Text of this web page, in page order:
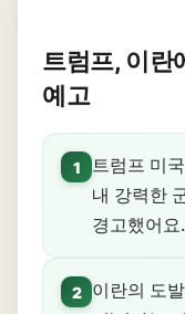
트럼프, 이란
예고
1
트럼프 미
내 강력한
경고했어요.
2
이란의 도